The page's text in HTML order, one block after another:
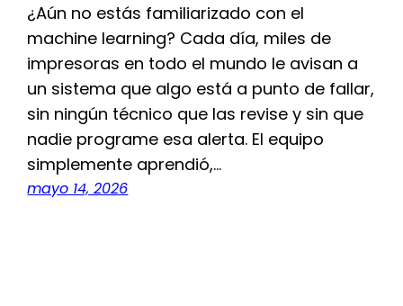
¿Aún no estás familiarizado con el
machine learning? Cada día, miles de
impresoras en todo el mundo le avisan a
un sistema que algo está a punto de fallar,
sin ningún técnico que las revise y sin que
nadie programe esa alerta. El equipo
simplemente aprendió,…
mayo 14, 2026